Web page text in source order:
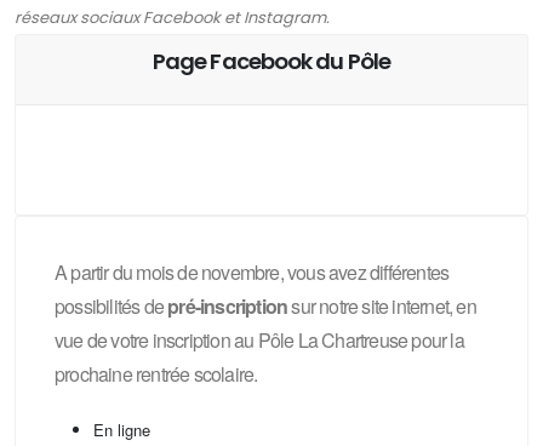
réseaux sociaux Facebook et Instagram.
Page Facebook du Pôle
A partir du mois de novembre, vous avez différentes
possibilités depré-inscriptionsur notre site internet, en
vue de votre inscription au Pôle La Chartreuse pour la
prochaine rentrée scolaire.
En ligne